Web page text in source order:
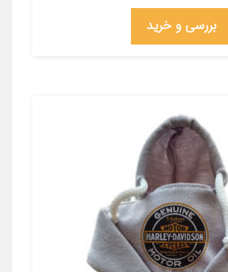
بررسی و خرید